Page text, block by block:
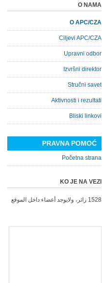
O NAMA
O APC/CZA
Ciljevi APC/CZA
Upravni odbor
Izvršni direktor
Stručni savet
Aktivnosti i rezultati
Bliski linkovi
PRAVNA POMOĆ
Početna strana
KO JE NA VEZI
1528 زائر، ولايوجد أعضاء داخل الموقع